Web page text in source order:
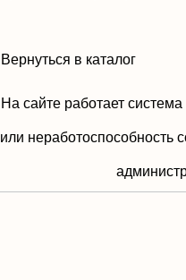
Вернуться в каталог
На сайте работает
или неработоспособность